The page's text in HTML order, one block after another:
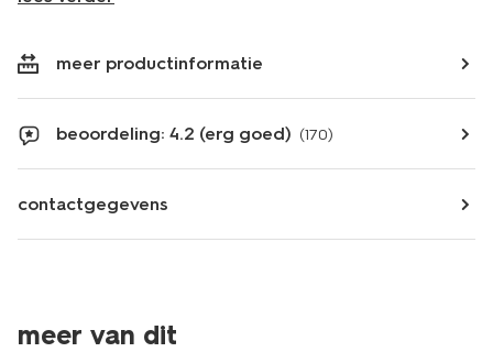
meer productinformatie
beoordeling: 4.2 (erg goed) (170)
contactgegevens
meer van dit